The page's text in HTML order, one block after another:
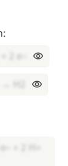
2 e–
H2
+ 2 H+